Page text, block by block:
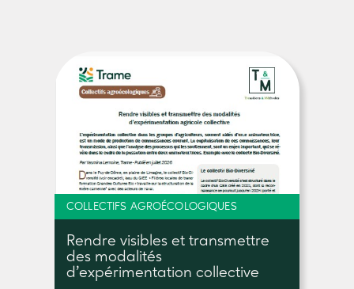
COLLECTIFS AGROÉCOLOGIQUES
Rendre visibles et transmettre
des modalités
d’expérimentation collective